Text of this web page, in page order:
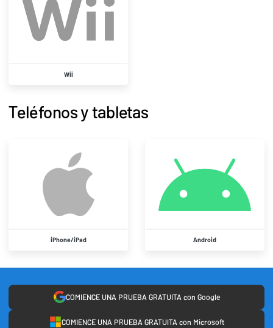
Wii
Teléfonos y tabletas
iPhone/iPad Android
COMIENCE UNA PRUEBA GRATUITA con Google
COMIENCE UNA PRUEBA GRATUITA con Microsoft